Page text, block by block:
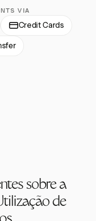
VIA
Credit Cards
sobre a
de